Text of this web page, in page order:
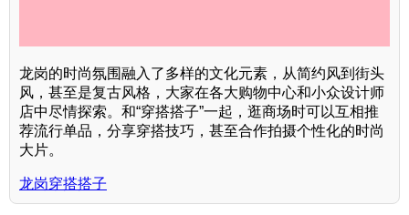
龙岗的时尚氛围融入了多样的文化元素，从简约风到街头
风，甚至是复古风格，大家在各大购物中心和小众设计师
店中尽情探索。和“穿搭搭子”一起，逛商场时可以互相推
荐流行单品，分享穿搭技巧，甚至合作拍摄个性化的时尚
大片。
龙岗穿搭搭子